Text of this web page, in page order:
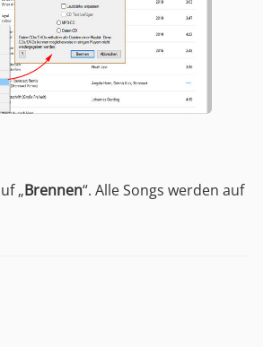
„Brennen“. Alle Songs werden auf